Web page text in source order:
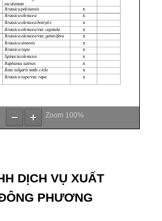
Zoom 100%
DỊCH VỤ XUẤT
PHƯƠNG